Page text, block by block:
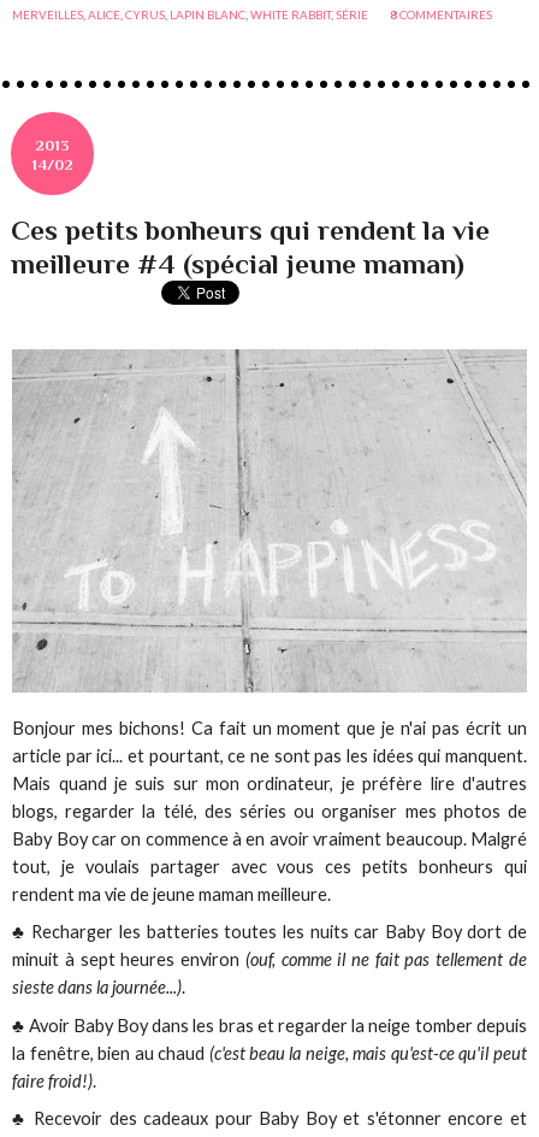
MERVEILLES ,ALICE ,CYRUS LAPIN BLANC ,WHITE RABBIT,SÉRIE 8COMMENTAIRES
2013
14/02
Ces petits bonheurs qui rendent la vie
meilleure #4 (spécial jeune maman)
Bonjour mes bichons! Ca fait un moment que je n'ai pas écrit un
article par ici... et pourtant, ce ne sont pas les idées qui manquent.
Mais quand je suis sur mon ordinateur, je préfère lire d'autres
blogs, regarder la télé, des séries ou organiser mes photos de
Baby Boy car on commence à en avoir vraiment beaucoup. Malgré
tout, je voulais partager avec vous ces petits bonheurs qui
rendent ma vie de jeune maman meilleure.
♣ Recharger les batteries toutes les nuits car Baby Boy dort de
minuit à sept heures environ (ouf, comme il ne fait pas tellement de
sieste dans la journée...).
♣ Avoir Baby Boy dans les bras et regarder la neige tomber depuis
la fenêtre, bien au chaud (c'est beau la neige, mais qu'est-ce qu'il peut
faire froid!).
♣ Recevoir des cadeaux pour Baby Boy et s'étonner encore et